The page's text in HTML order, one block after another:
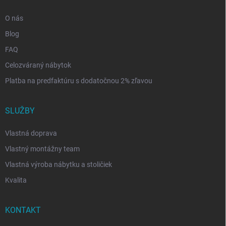
O nás
Blog
FAQ
Celozváraný nábytok
Platba na predfaktúru s dodatočnou 2% zľavou
SLUŽBY
Vlastná doprava
Vlastný montážny team
Vlastná výroba nábytku a stoličiek
Kvalita
KONTAKT